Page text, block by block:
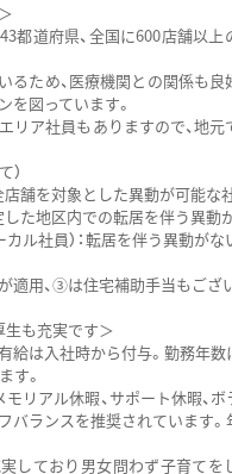
都道府県、全国に600店舗以上
るため、医療機関との関係も良
を図っています。
リア社員もありますので、地元
）
舗を対象とした異動が可能な
た地区内での転居を伴う異動
ル社員）：転居を伴う異動が
用、③は住宅補助手当もござい
生も充実です＞
給は入社時から付与。勤務年数
す。
リアル休暇、サポート休暇、
バランスを推奨されています
しており男女問わず子育てを